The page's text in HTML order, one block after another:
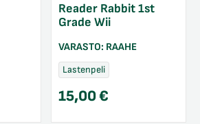
Reader Rabbit 1st
Grade Wii
VARASTO: RAAHE
Lastenpeli
15,00€